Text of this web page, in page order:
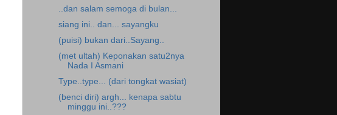
..dan salam semoga di bulan...
siang ini.. dan... sayangku
(puisi) bukan dari..Sayang..
(met ultah) Keponakan satu2nya
Nada I Asmani
Type..type... (dari tongkat wasiat)
(benci diri) argh... kenapa sabtu
minggu ini..???